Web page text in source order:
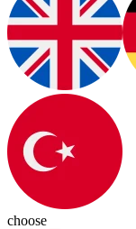
choose